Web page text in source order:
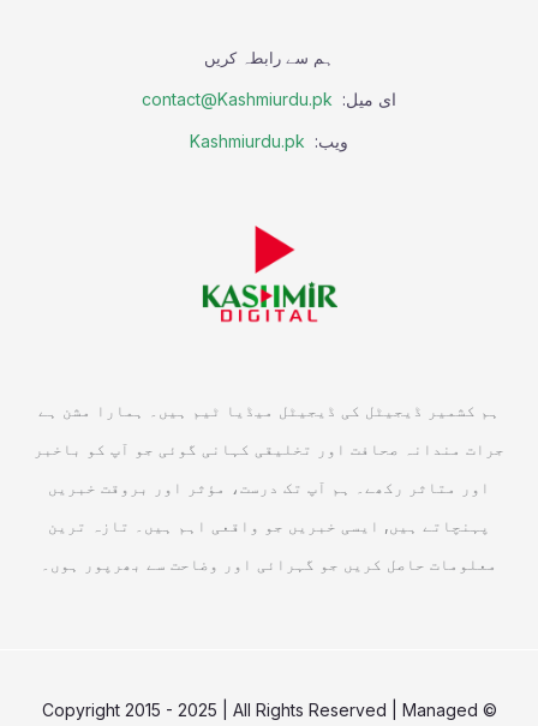
ہم سے رابطہ کریں
ای میل: contact@Kashmiurdu.pk
ویب: Kashmiurdu.pk
ہم کشمیر ڈیجیٹل کی ڈیجیٹل میڈیا ٹیم ہیں۔ ہمارا مشن ہے
جرات مندانہ صحافت اور تخلیقی کہانی گوئی جو آپ کو باخبر
اور متاثر رکھے۔ ہم آپ تک درست، مؤثر اور بروقت خبریں
پہنچاتے ہیں, ایسی خبریں جو واقعی اہم ہیں۔ تازہ ترین
معلومات حاصل کریں جو گہرائی اور وضاحت سے بھرپور ہوں۔
© Copyright 2015 - 2025 | All Rights Reserved | Managed